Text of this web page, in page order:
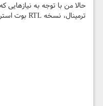
ترمینال، نسخه RTL بوت استرپ ساخته می‌شود و به صورت یک فایل css در اختیار شما قرار میگیرد و می‌توانید در پروژه طراحی سایت خودتون استفاده کنید.